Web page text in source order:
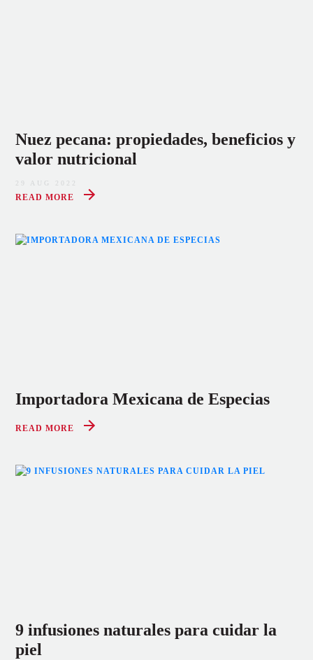
Nuez pecana: propiedades, beneficios y
valor nutricional
29 AUG 2022
READ MORE
Importadora Mexicana de Especias
READ MORE
9 infusiones naturales para cuidar la
piel